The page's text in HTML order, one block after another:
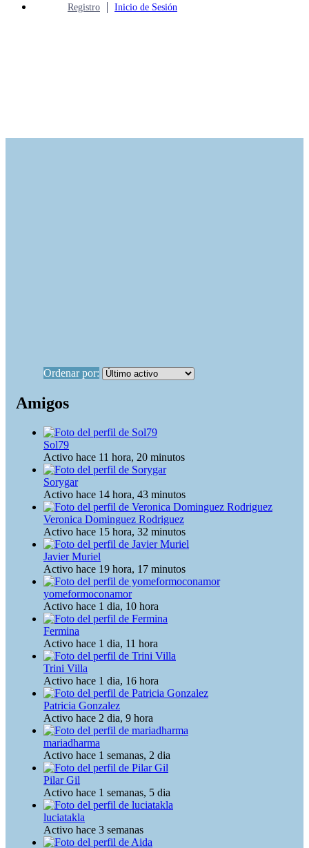
Registro Inicio de Sesión
Ordenar por:
Amigos
Sol79
Activo hace 11 hora, 20 minutos
Sorygar
Activo hace 14 hora, 43 minutos
Veronica Dominguez Rodriguez
Activo hace 15 hora, 32 minutos
Javier Muriel
Activo hace 19 hora, 17 minutos
yomeformoconamor
Activo hace 1 dia, 10 hora
Fermina
Activo hace 1 dia, 11 hora
Trini Villa
Activo hace 1 dia, 16 hora
Patricia Gonzalez
Activo hace 2 dia, 9 hora
mariadharma
Activo hace 1 semanas, 2 dia
Pilar Gil
Activo hace 1 semanas, 5 dia
luciatakla
Activo hace 3 semanas